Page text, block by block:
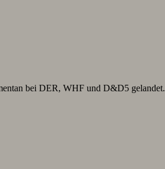
bei DER, WHF und D&D5 gelandet.